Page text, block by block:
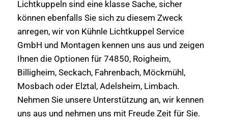
Lichtkuppeln sind eine klasse Sache, sicher
können ebenfalls Sie sich zu diesem Zweck
anregen, wir von Kühnle Lichtkuppel Service
GmbH und Montagen kennen uns aus und zeigen
Ihnen die Optionen für 74850, Roigheim,
Billigheim, Seckach, Fahrenbach, Möckmühl,
Mosbach oder Elztal, Adelsheim, Limbach.
Nehmen Sie unsere Unterstützung an, wir kennen
uns aus und nehmen uns mit Freude Zeit für Sie.